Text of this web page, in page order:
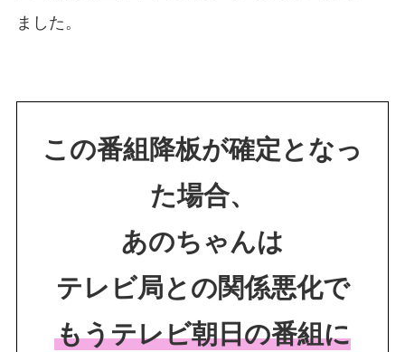
ました。
この番組降板が確定となっ
た場合、
あのちゃんは
テレビ局との関係悪化で
もうテレビ朝日の番組に